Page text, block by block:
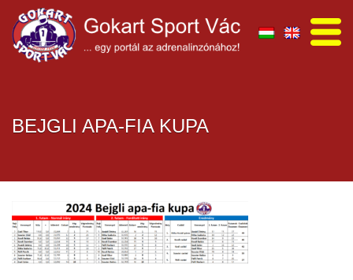
BEJGLI APA-FIA KUPA